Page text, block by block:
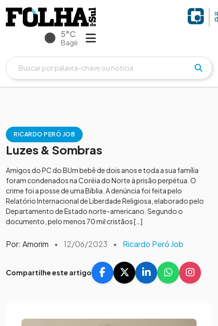
5°C
Bagé
RICARDO PERÓ JOB
Luzes & Sombras
Amigos do PC do BUm bebê de dois anos e toda a sua família
foram condenados na Coréia do Norte à prisão perpétua. O
crime foi a posse de uma Bíblia. A denúncia foi feita pelo
Relatório Internacional de Liberdade Religiosa, elaborado pelo
Departamento de Estado norte-americano. Segundo o
documento, pelo menos 70 mil cristãos […]
Por: Amorim • 12/06/2023 • Ricardo Peró Job
Compartilhe este artigo